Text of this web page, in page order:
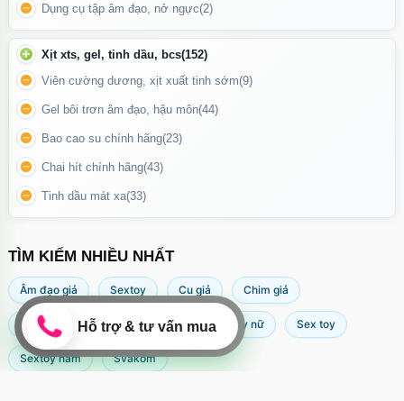
lượng nhanh chóng, sử dụng lâu dài mà không lo gián đoạn
khoái cảm.
An Toàn & Được Kiểm Định Chất Lượng
Chất liệu silicon y tế an toàn, không gây kích ứng, phù hợp với
mọi làn da. Đạt tiêu chuẩn chất lượng cao, đảm bảo độ bền và
hiệu suất tối ưu.
Dụng cụ tập âm đạo, nở ngực(2)
Xịt xts, gel, tinh dầu, bcs(152)
Viên cường dương, xịt xuất tinh sớm(9)
Gel bôi trơn âm đạo, hậu môn(44)
Bao cao su chính hãng(23)
Chai hít chính hãng(43)
Tinh dầu mát xa(33)
TÌM KIẾM NHIỀU NHẤT
Âm đạo giả Sextoy Cu giả Chim giả
Máy rung âm đạo Popper Sextoy nữ Sex toy
Sextoy nam Svakom